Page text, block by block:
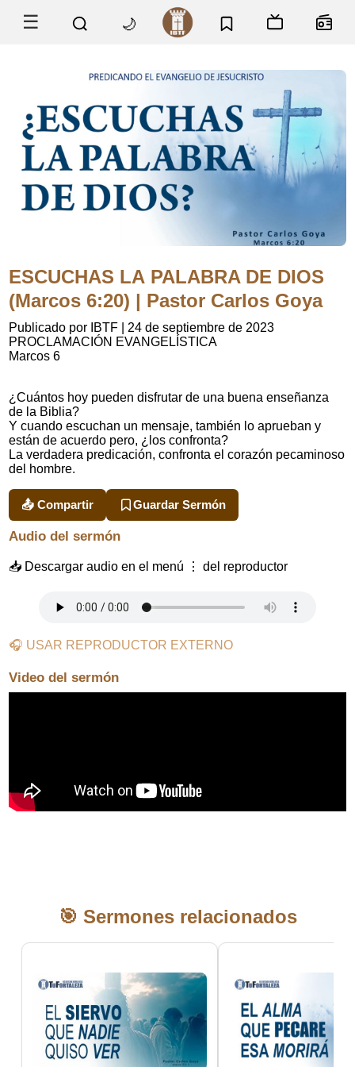
☰ 🌙
ESCUCHAS LA PALABRA DE DIOS
(Marcos 6:20) | Pastor Carlos Goya
Publicado por IBTF
24 de septiembre de 2023
PROCLAMACIÓN EVANGELÍSTICA
Marcos 6
¿Cuántos hoy pueden disfrutar de una buena enseñanza
de la Biblia?
Y cuando escuchan un mensaje, también lo aprueban y
están de acuerdo pero, ¿los confronta?
La verdadera predicación, confronta el corazón pecaminoso
del hombre.
📤 Compartir Guardar Sermón
Audio del sermón
📥 Descargar audio en el menú ⋮ del reproductor
🎧 USAR REPRODUCTOR EXTERNO
Video del sermón
🎯 Sermones relacionados